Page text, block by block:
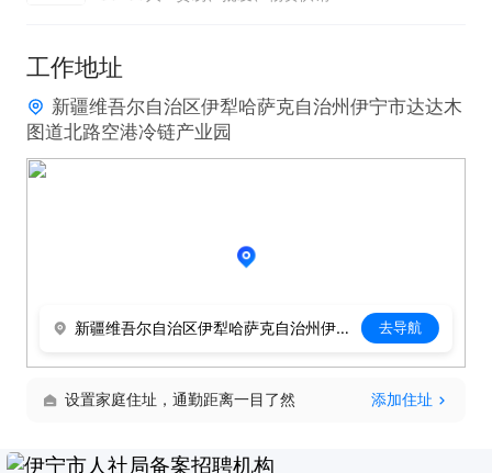
工作地址
新疆维吾尔自治区伊犁哈萨克自治州伊宁市达达木
图道北路空港冷链产业园
新疆维吾尔自治区伊犁哈萨克自治州伊宁市达达木图道北路空港冷链产业园 去导航
设置家庭住址，通勤距离一目了然 添加住址